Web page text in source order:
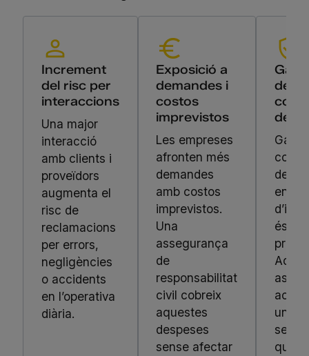
Increment
del risc per
interaccions
Una major
interacció
amb clients i
proveïdors
augmenta el
risc de
reclamacions
per errors,
negligències
o accidents
en l’operativa
diària.
Exposició a
demandes i
costos
imprevistos
Les empreses
afronten més
demandes
amb costos
imprevistos.
Una
assegurança
de
responsabilitat
civil cobreix
aquestes
despeses
sense afectar
de
del
del
en
és
una
que